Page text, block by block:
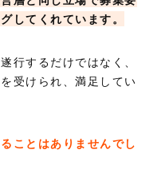
してくれています。
行するだけではなく、
受けられ、満足してい
ことはありませんでし